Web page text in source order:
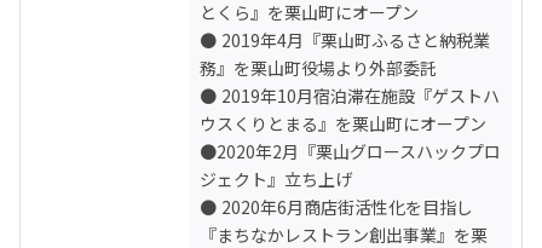
とくら』を栗山町にオープン
● 2019年4月『栗山町ふるさと納税業
務』を栗山町役場より外部委託
● 2019年10月宿泊滞在施設『ゲストハ
ウスくりとまる』を栗山町にオープン
●2020年2月『栗山グロースハックプロ
ジェクト』立ち上げ
● 2020年6月商店街活性化を目指し
『まちなかレストラン創出事業』を栗